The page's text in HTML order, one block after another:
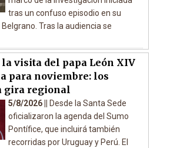
tras un confuso episodio en su
Tras la audiencia se
visita del papa León XIV
para noviembre: los
gira regional
5/8/2026 ||
Desde la Santa Sede
oficializaron la agenda del Sumo
Pontífice, que incluirá también
recorridas por Uruguay y Perú. El